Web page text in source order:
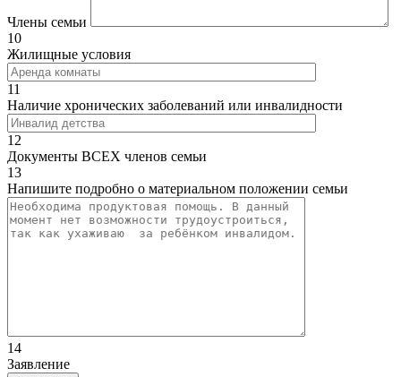
Члены семьи
10
Жилищные условия
11
Наличие хронических заболеваний или инвалидности
12
Документы ВСЕХ членов семьи
13
Напишите подробно о материальном положении семьи
14
Заявление